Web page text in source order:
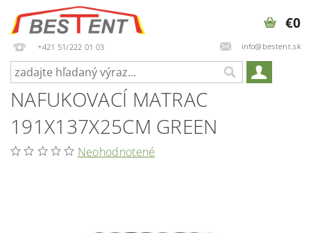
+421 51/222 01 03 info@bestent.sk
€0
NAFUKOVACÍ MATRAC
191X137X25CM GREEN
Neohodnotené